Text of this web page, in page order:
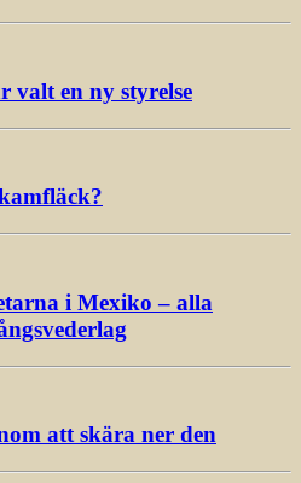
valt en ny styrelse
i Mexiko – alla
att skära ner den